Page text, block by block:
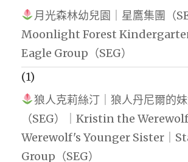
月光森林幼兒園｜星鷹集團（
Moonlight Forest
Eagle Group（SEG）
(1)
狼人克莉絲汀｜狼人丹尼爾的
（SEG）｜Kristin the
Werewolf's Younger Sister｜
Group（SEG）